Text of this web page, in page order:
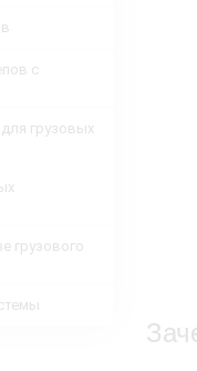
с
грузовых
грузового